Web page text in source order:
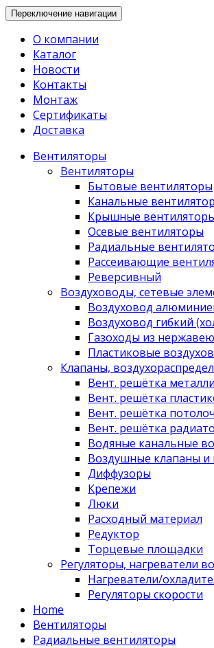
Переключение навигации
О компании
Каталог
Новости
Контакты
Монтаж
Сертификаты
Доставка
Вентиляторы
Вентиляторы
Бытовые вентиляторы
Канальные
Крышные
Осевые вентиляторы
Радиальные
Рассеивающие
Реверсивный
Воздуховоды, сетевые
Воздуховод
Воздуховод гибкий
Газоходы из
Пластиковые
Клапаны,
Вент. решётка
Вент. решётка
Вент. решётка
Вент. решётка
Водяные канальные
Воздушные клапаны
Диффузоры
Крепежи
Люки
Расходный материал
Редуктор
Торцевые площадки
Регуляторы, нагреватели
Нагреватели/
Регуляторы скорости
Home
Вентиляторы
Радиальные вентиляторы